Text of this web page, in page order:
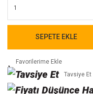
SEPETE EKLE
Tavsiye Et